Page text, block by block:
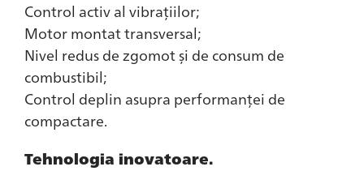
Control activ al vibrațiilor;
Motor montat transversal;
Nivel redus de zgomot și de consum de
combustibil;
Control deplin asupra performanței de
compactare.
Tehnologia inovatoare.